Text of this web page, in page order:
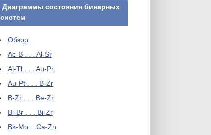
Диаграммы состояния бинарных
систем
Обзор
Ac-B . . . Al-Sr
Al-Tl . . . Au-Pr
Au-Pt . . . B-Zr
B-Zr . . . Be-Zr
Bi-Br . . . Bi-Zr
Bk-Mo . .Ca-Zn